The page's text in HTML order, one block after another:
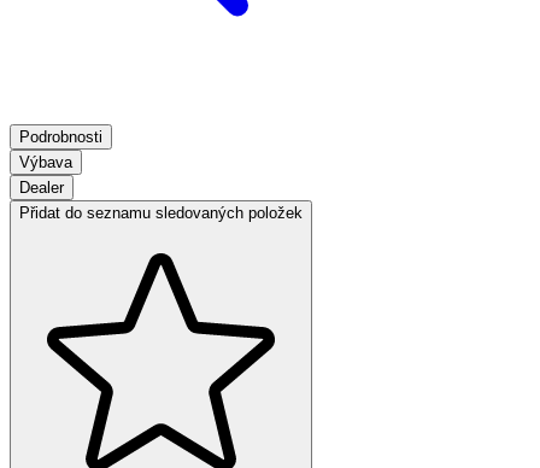
Podrobnosti
Výbava
Dealer
Přidat do seznamu sledovaných položek